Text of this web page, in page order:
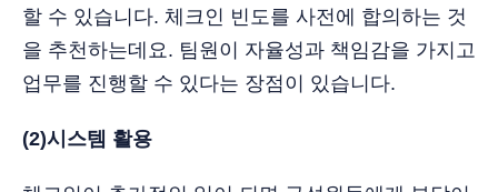
할 수 있습니다. 체크인 빈도를 사전에 합의하는 것
을 추천하는데요. 팀원이 자율성과 책임감을 가지고
업무를 진행할 수 있다는 장점이 있습니다.
(2)시스템 활용